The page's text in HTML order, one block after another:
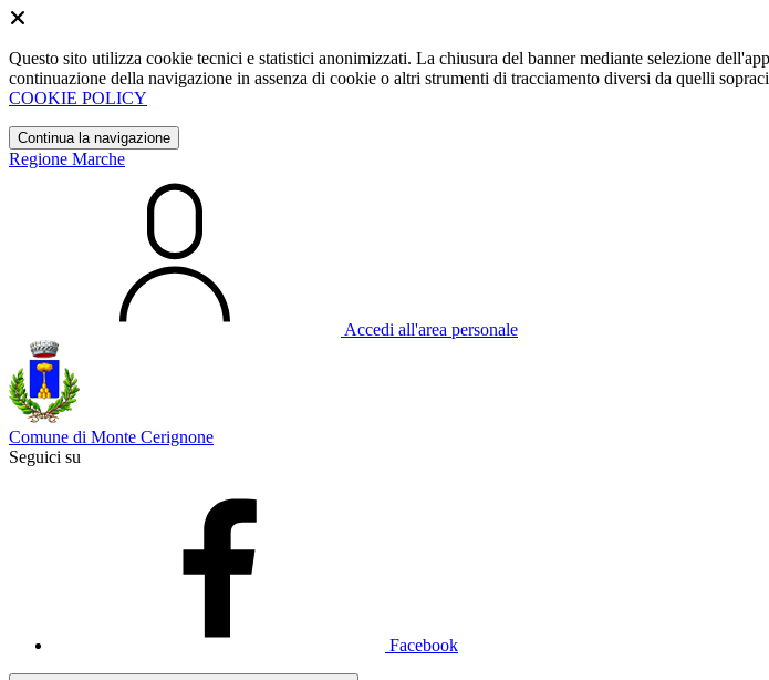
Questo sito utilizza cookie tecnici e statistici anonimizzati. La chiusura del banner mediante selezione
continuazione della navigazione in assenza di cookie o altri strumenti di tracciamento diversi da quelli
COOKIE POLICY
Continua la navigazione
Regione Marche
Accedi all'area personale
Comune di Monte Cerignone
Seguici su
Facebook